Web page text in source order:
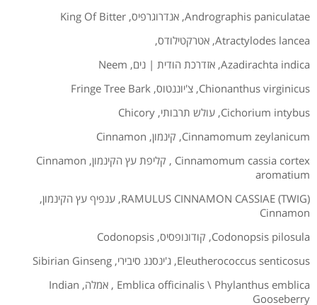
Andrographis paniculatae
, אנדרוגרפיס,
King Of Bitter
Atractylodes lancea
, אטרקטילודס,
Azadirachta indica
, אזדרכת הודית | נים,
Neem
Chionanthus virginicus
, צ'יוננטוס,
Fringe Tree Bark
Cichorium intybus
, עולש תרבותי,
Chicory
Cinnamomum zeylanicum
, קינמון,
Cinnamon
Cinnamomum cassia cortex
, קליפת עץ הקינמון,
Cinnamon
aromatium
(RAMULUS CINNAMON CASSIAE (TWIG
, ענפיף עץ הקינמון,
Cinnamon
Codonopsis pilosula
, קודונופסיס,
Codonopsis
Eleutherococcus senticosus
, ג'ינסנג סיבירי,
Sibirian Ginseng
Emblica officinalis \ Phylanthus emblica
, אמלה,
Indian
Gooseberry